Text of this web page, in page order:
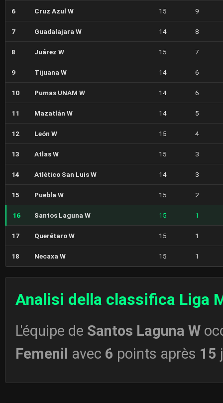
6 Cruz Azul W 15 9
7 Guadalajara W 14 8
8 Juárez W 15 7
9 Tijuana W 14 6
10 Pumas UNAM W 14 6
11 Mazatlán W 14 5
12 León W 15 4
13 Atlas W 15 3
14 Atlético San Luis W 14 3
15 Puebla W 15 2
16 Santos Laguna W 15 1
17 Querétaro W 15 1
18 Necaxa W 15 1
Analisi della classifica Liga
L'équipe de Santos Laguna W
Femenil avec 6 points après 15